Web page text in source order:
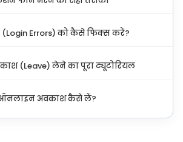
(Login Errors) को कैसे फिक्स करें?
(Leave) लेने का पूरा ट्यूटोरियल
ऑनलाइन अवकाश कैसे लें?